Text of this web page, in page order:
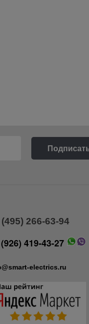
(495) 266-63-94
419-43-27
electrics.ru